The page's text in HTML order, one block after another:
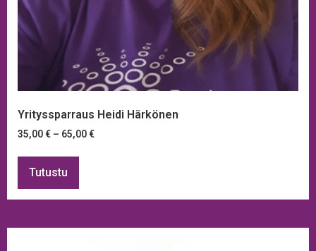
Yrityssparraus Heidi Härkönen
35,00€ – 65,00€
Tutustu